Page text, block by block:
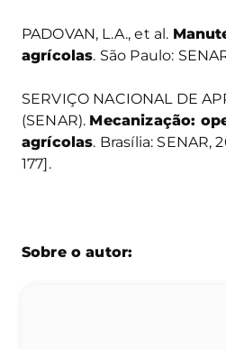
PADOVAN, L.A., et al.
agrícolas. São Paulo:
SERVIÇO NACIONAL DE
(SENAR). Mecanização:
agrícolas. Brasília: SENAR,
177].
Sobre o autor: